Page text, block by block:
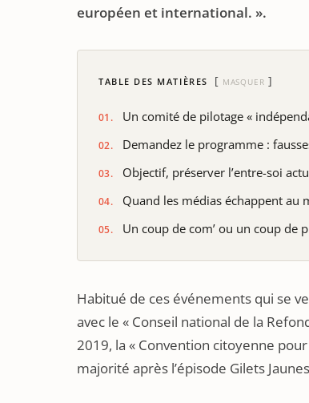
européen et international. ».
TABLE DES MATIÈRES MASQUER
Un comité de pilotage «
Demandez le programme :
Objectif, préserver l’entre-soi
Quand les médias échappent au
Un coup de com’ ou un coup de
Habitué de ces événements qui se
avec le « Conseil national de la
2019, la « Convention citoyenne
majorité après l’épisode Gilets